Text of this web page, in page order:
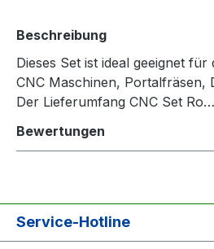
Beschreibung
Dieses Set ist ideal geeignet für
CNC Maschinen, Portalfräsen,
Der Lieferumfang CNC Set Ro…
Bewertungen
Service-Hotline